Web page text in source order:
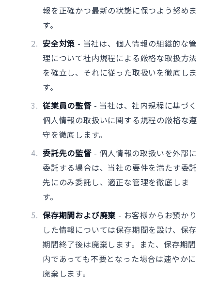
報を正確かつ最新の状態に保つよう努めま
す。
安全対策 - 当社は、個人情報の組織的な管
理について社内規程による厳格な取扱方法
を確立し、それに従った取扱いを徹底しま
す。
従業員の監督- 当社は、社内規程に基づく
個人情報の取扱いに関する規程の厳格な遵
守を徹底します。
委託先の監督- 個人情報の取扱いを外部に
委託する場合は、当社の要件を満たす委託
先にのみ委託し、適正な管理を徹底しま
す。
保存期間および廃棄 - お客様からお預かり
した情報については保存期間を設け、保存
期間終了後は廃棄します。また、保存期間
内であっても不要となった場合は速やかに
廃棄します。